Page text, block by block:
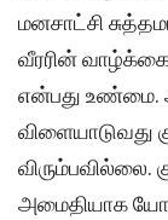
மனசாட்சி
வீரரின்
என்பது உண்மை.
விளையாடுவது
விரும்பவில்லை.
அமைதியாக